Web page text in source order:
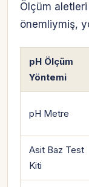
Ölçüm
önemliymiş,
pH Ölçüm
Yöntemi
pH Metre
Asit Baz Test
Kiti